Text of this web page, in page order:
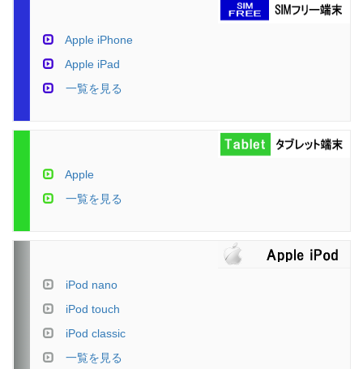
Apple iPhone
Apple iPad
一覧を見る
Apple
一覧を見る
iPod nano
iPod touch
iPod classic
一覧を見る